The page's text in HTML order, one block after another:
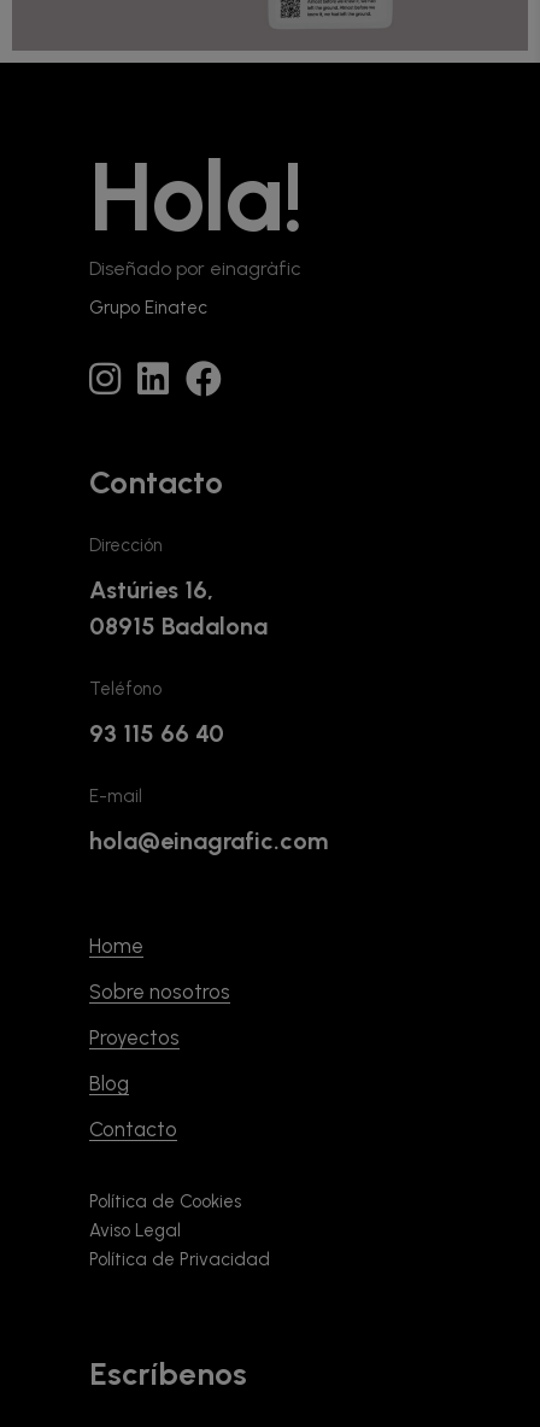
Hola!
Diseñado por einagràfic
Grupo Einatec
Contacto
Dirección
Astúries 16,
08915 Badalona
Teléfono
93 115 66 40
E-mail
hola@einagrafic.com
Home
Sobre nosotros
Proyectos
Blog
Contacto
Política de Cookies
Aviso Legal
Política de Privacidad
Escríbenos